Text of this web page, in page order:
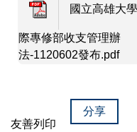
國立高雄大
際專修部收支管理辦
法-1120602發布.pdf
友善列印
分享